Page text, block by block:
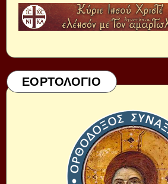
ΕΟΡΤΟΛΟΓΙΟ